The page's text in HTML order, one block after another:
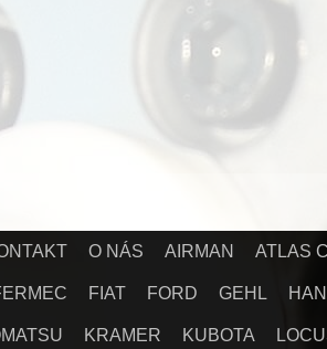
O NÁS AIRMAN ATLAS
FIAT FORD GEHL
KRAMER KUBOTA